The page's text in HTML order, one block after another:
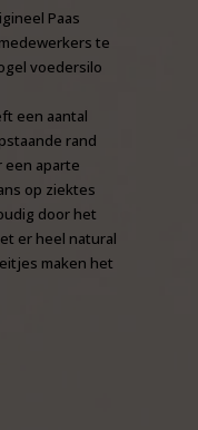
Paas
te
voedersilo
een aantal
rand
een aparte
op ziektes
door het
er heel natural
maken het